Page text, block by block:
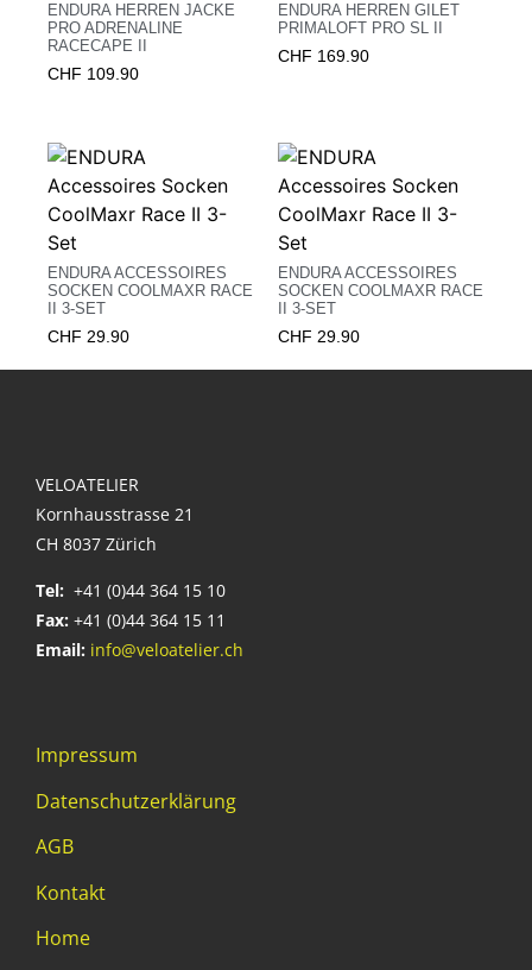
ENDURA HERREN JACKE
PRO ADRENALINE
RACECAPE II
CHF 109.90
ENDURA HERREN GILET
PRIMALOFT PRO SL II
CHF 169.90
ENDURA ACCESSOIRES
SOCKEN COOLMAXR RACE
II 3-SET
CHF 29.90
ENDURA ACCESSOIRES
SOCKEN COOLMAXR RACE
II 3-SET
CHF 29.90
VELOATELIER
Kornhausstrasse 21
CH 8037 Zürich
Tel: +41 (0)44 364 15 10
Fax: +41 (0)44 364 15 11
Email: info@veloatelier.ch
Impressum
Datenschutzerklärung
AGB
Kontakt
Home